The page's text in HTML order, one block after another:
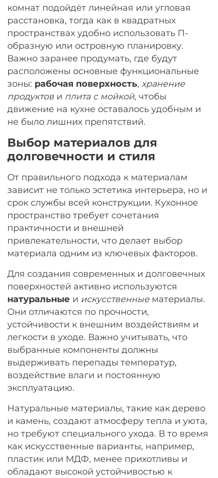
комнат подойдёт линейная или угловая
расстановка, тогда как в квадратных
пространствах удобно использовать П-
образную или островную планировку.
Важно заранее продумать, где будут
расположены основные функциональные
зоны: рабочая поверхность, хранение
продуктов и плита с мойкой, чтобы
движение на кухне оставалось удобным и
не было лишних препятствий.
Выбор материалов для
долговечности и стиля
От правильного подхода к материалам
зависит не только эстетика интерьера, но и
срок службы всей конструкции. Кухонное
пространство требует сочетания
практичности и внешней
привлекательности, что делает выбор
материала одним из ключевых факторов.
Для создания современных и долговечных
поверхностей активно используются
натуральные и искусственныематериалы.
Они отличаются по прочности,
устойчивости к внешним воздействиям и
легкости в уходе. Важно учитывать, что
выбранные компоненты должны
выдерживать перепады температур,
воздействие влаги и постоянную
эксплуатацию.
Натуральные материалы, такие как дерево
и камень, создают атмосферу тепла и уюта,
но требуют специального ухода. В то время
как искусственные варианты, например,
пластик или МДФ, менее прихотливы и
обладают высокой устойчивостью к